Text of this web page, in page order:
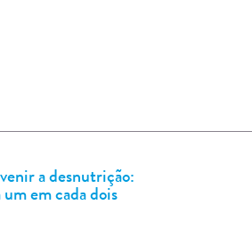
a desnutrição:
em cada dois